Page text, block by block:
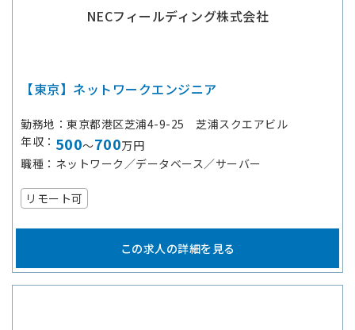
NECフィールディング株式会社
【東京】ネットワークエンジニア
勤務地
東京都港区芝浦4-9-25 芝浦スクエアビル
年収
500～700万円
職種
ネットワーク／データベース／サーバー
リモート可
この求人の詳細を見る